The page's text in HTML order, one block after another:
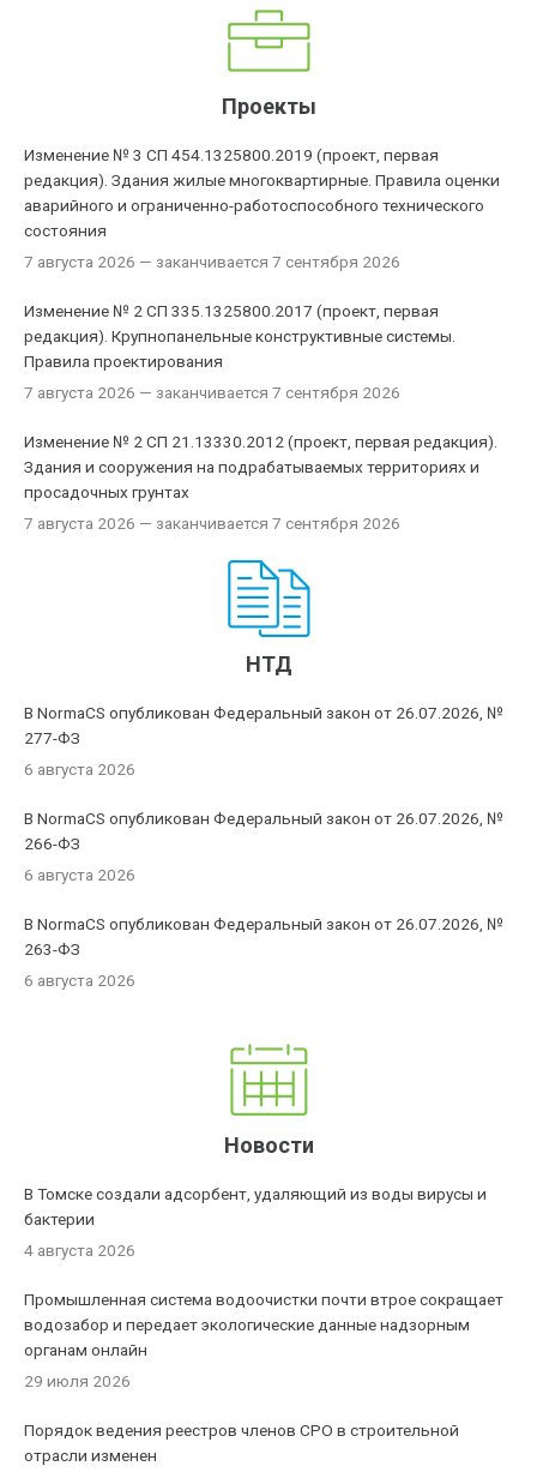
Проекты
Изменение № 3 СП 454.1325800.2019 (проект, первая
редакция). Здания жилые многоквартирные. Правила оценки
аварийного и ограниченно-работоспособного технического
состояния
7 августа 2026 — заканчивается 7 сентября 2026
Изменение № 2 СП 335.1325800.2017 (проект, первая
редакция). Крупнопанельные конструктивные системы.
Правила проектирования
7 августа 2026 — заканчивается 7 сентября 2026
Изменение № 2 СП 21.13330.2012 (проект, первая редакция).
Здания и сооружения на подрабатываемых территориях и
просадочных грунтах
7 августа 2026 — заканчивается 7 сентября 2026
НТД
В NormaCS опубликован Федеральный закон от 26.07.2026, №
277-ФЗ
6 августа 2026
В NormaCS опубликован Федеральный закон от 26.07.2026, №
266-ФЗ
6 августа 2026
В NormaCS опубликован Федеральный закон от 26.07.2026, №
263-ФЗ
6 августа 2026
Новости
В Томске создали адсорбент, удаляющий из воды вирусы и
бактерии
4 августа 2026
Промышленная система водоочистки почти втрое сокращает
водозабор и передает экологические данные надзорным
органам онлайн
29 июля 2026
Порядок ведения реестров членов СРО в строительной
отрасли изменен